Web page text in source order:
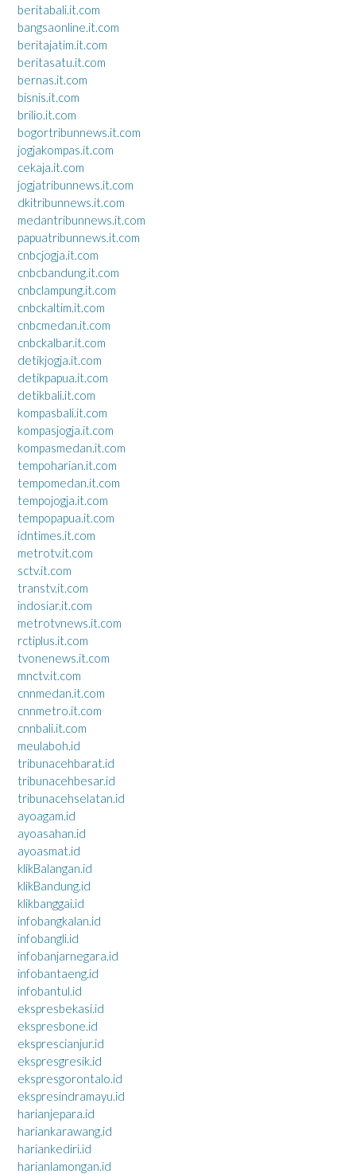
beritabali.it.com
bangsaonline.it.com
beritajatim.it.com
beritasatu.it.com
bernas.it.com
bisnis.it.com
brilio.it.com
bogortribunnews.it.com
jogjakompas.it.com
cekaja.it.com
jogjatribunnews.it.com
dkitribunnews.it.com
medantribunnews.it.com
papuatribunnews.it.com
cnbcjogja.it.com
cnbcbandung.it.com
cnbclampung.it.com
cnbckaltim.it.com
cnbcmedan.it.com
cnbckalbar.it.com
detikjogja.it.com
detikpapua.it.com
detikbali.it.com
kompasbali.it.com
kompasjogja.it.com
kompasmedan.it.com
tempoharian.it.com
tempomedan.it.com
tempojogja.it.com
tempopapua.it.com
idntimes.it.com
metrotv.it.com
sctv.it.com
transtv.it.com
indosiar.it.com
metrotvnews.it.com
rctiplus.it.com
tvonenews.it.com
mnctv.it.com
cnnmedan.it.com
cnnmetro.it.com
cnnbali.it.com
meulaboh.id
tribunacehbarat.id
tribunacehbesar.id
tribunacehselatan.id
ayoagam.id
ayoasahan.id
ayoasmat.id
klikBalangan.id
klikBandung.id
klikbanggai.id
infobangkalan.id
infobangli.id
infobanjarnegara.id
infobantaeng.id
infobantul.id
ekspresbekasi.id
ekspresbone.id
eksprescianjur.id
ekspresgresik.id
ekspresgorontalo.id
ekspresindramayu.id
harianjepara.id
hariankarawang.id
hariankediri.id
harianlamongan.id